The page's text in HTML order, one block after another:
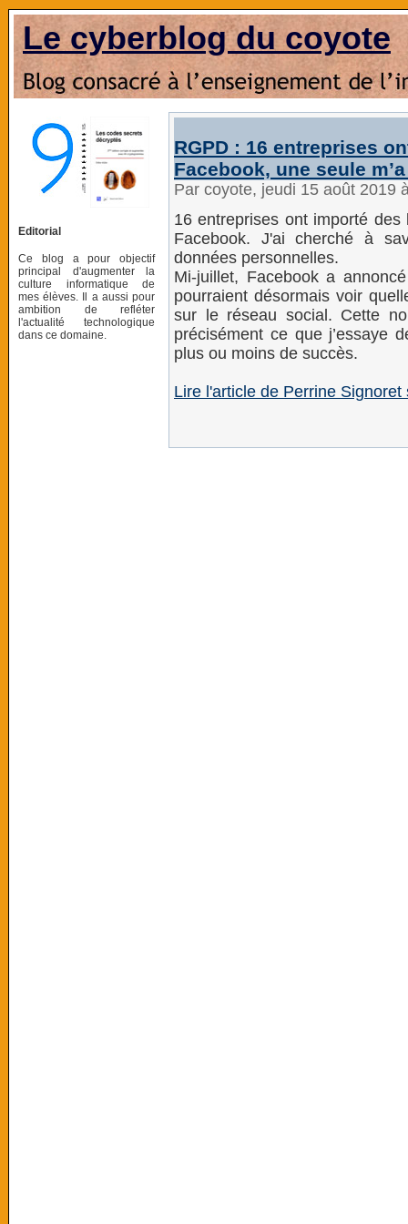
Le cyberblog du coyote
Editorial
Ce blog a pour objectif
principal d'augmenter la
culture informatique de
mes élèves. Il a aussi pour
ambition de refléter
l'actualité technologique
dans ce domaine.
RGPD : 16 entreprises
Facebook, une seule
Par coyote, jeudi 15 août 2019
16 entreprises ont importé
Facebook. J'ai cherché à
données personnelles.
Mi-juillet, Facebook a
pourraient désormais voir
sur le réseau social. Cette
précisément ce que j’essaye
plus ou moins de succès.
Lire l'article de Perrine Signoret